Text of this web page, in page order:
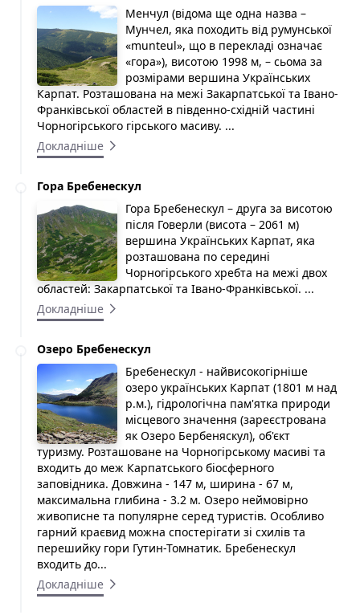
Менчул (відома ще одна назва –
Мунчел, яка походить від румунської
«munteul», що в перекладі означає
«гора»), висотою 1998 м, – сьома за
розмірами вершина Українських
Карпат. Розташована на межі Закарпатської та Івано-
Франківської областей в південно-східній частині
Чорногірського гірського масиву. ...
Докладніше
Гора Бребенескул
Гора Бребенескул – друга за висотою
після Говерли (висота – 2061 м)
вершина Українських Карпат, яка
розташована по середині
Чорногірського хребта на межі двох
областей: Закарпатської та Івано-Франківської. ...
Докладніше
Озеро Бребенескул
Бребенескул - найвисокогірніше
озеро українських Карпат (1801 м над
р.м.), гідрологічна пам'ятка природи
місцевого значення (зареєстрована
як Озеро Бербеняскул), об'єкт
туризму. Розташоване на Чорногірському масиві та
входить до меж Карпатського біосферного
заповідника. Довжина - 147 м, ширина - 67 м,
максимальна глибина - 3.2 м. Озеро неймовірно
живописне та популярне серед туристів. Особливо
гарний краєвид можна спостерігати зі схилів та
перешийку гори Гутин-Томнатик. Бребенескул
входить до...
Докладніше